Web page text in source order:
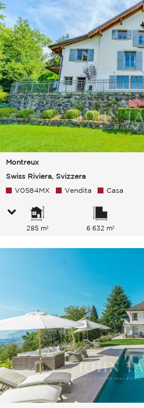
Montreux
Swiss Riviera, Svizzera
V0584MX Vendita Casa
285 m² 6 632 m²